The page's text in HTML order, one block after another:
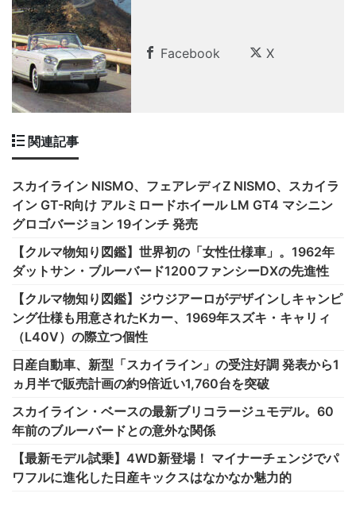
Facebook X
関連記事
スカイライン NISMO、フェアレディZ NISMO、スカイラ
イン GT-R向け アルミロードホイール LM GT4 マシニン
グロゴバージョン 19インチ 発売
【クルマ物知り図鑑】世界初の「女性仕様車」。1962年
ダットサン・ブルーバード1200ファンシーDXの先進性
【クルマ物知り図鑑】ジウジアーロがデザインしキャンピ
ング仕様も用意されたKカー、1969年スズキ・キャリィ
（L40V）の際立つ個性
日産自動車、新型「スカイライン」の受注好調 発表から1
ヵ月半で販売計画の約9倍近い1,760台を突破
スカイライン・ベースの最新ブリコラージュモデル。60
年前のブルーバードとの意外な関係
【最新モデル試乗】4WD新登場！ マイナーチェンジでパ
ワフルに進化した日産キックスはなかなか魅力的